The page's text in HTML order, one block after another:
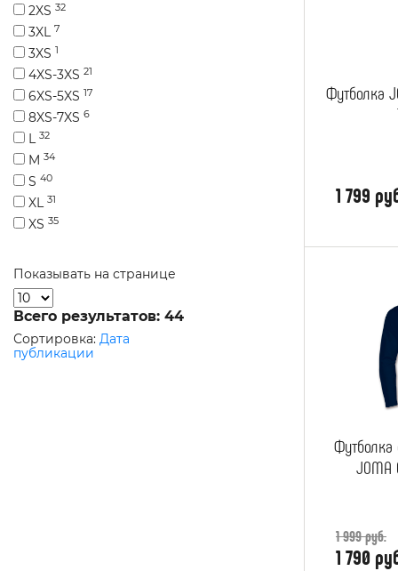
2XS 32
3XL 7
3XS 1
4XS-3XS 21
6XS-5XS 17
8XS-7XS 6
L 32
M 34
S 40
XL 31
XS 35
Показывать на странице
Всего результатов: 44
Сортировка: Дата
публикации
Футболка
1 799
JOMA
1 999 руб.
1 790